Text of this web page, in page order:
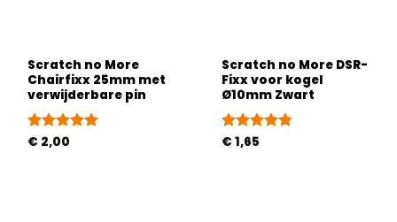
Scratch no More
Chairfixx 25mm met
verwijderbare pin
Gewaardeerd
€ 2,00
Scratch no More DSR-
Fixx voor kogel
Ø10mm Zwart
Gewaardeerd
€ 1,65